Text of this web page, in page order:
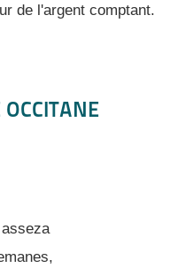
de l'argent comptant.